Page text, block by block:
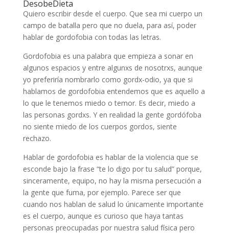
DesobeDieta
Quiero escribir desde el cuerpo. Que sea mi cuerpo un
campo de batalla pero que no duela, para así, poder
hablar de gordofobia con todas las letras.
Gordofobia es una palabra que empieza a sonar en
algunos espacios y entre algunxs de nosotrxs, aunque
yo preferiría nombrarlo como gordx-odio, ya que si
hablamos de gordofobia entendemos que es aquello a
lo que le tenemos miedo o temor. Es decir, miedo a
las personas gordxs. Y en realidad la gente gordófoba
no siente miedo de los cuerpos gordos, siente
rechazo.
Hablar de gordofobia es hablar de la violencia que se
esconde bajo la frase “te lo digo por tu salud” porque,
sinceramente, equipo, no hay la misma persecución a
la gente que fuma, por ejemplo. Parece ser que
cuando nos hablan de salud lo únicamente importante
es el cuerpo, aunque es curioso que haya tantas
personas preocupadas por nuestra salud física pero